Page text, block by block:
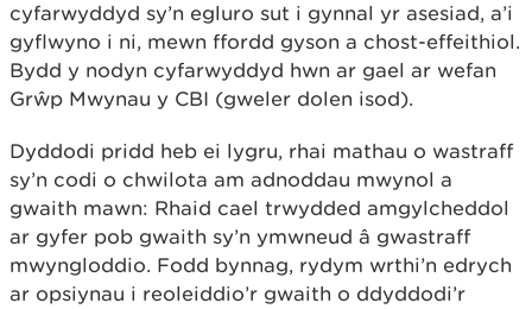
cyfarwyddyd sy’n egluro sut i gynnal yr asesiad, a’i
gyflwyno i ni, mewn ffordd gyson a chost-effeithiol.
Bydd y nodyn cyfarwyddyd hwn ar gael ar wefan
Grŵp Mwynau y CBI (gweler dolen isod).
Dyddodi pridd heb ei lygru, rhai mathau o wastraff
sy’n codi o chwilota am adnoddau mwynol a
gwaith mawn: Rhaid cael trwydded amgylcheddol
ar gyfer pob gwaith sy’n ymwneud â gwastraff
mwyngloddio. Fodd bynnag, rydym wrthi’n edrych
ar opsiynau i reoleiddio’r gwaith o ddyddodi’r